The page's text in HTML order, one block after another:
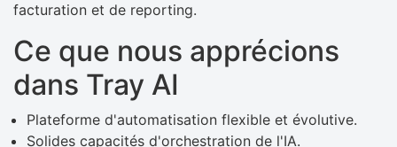
facturation et de reporting.
Ce que nous apprécions
dans Tray AI
Plateforme d'automatisation flexible et évolutive.
Solides capacités d'orchestration de l'IA.